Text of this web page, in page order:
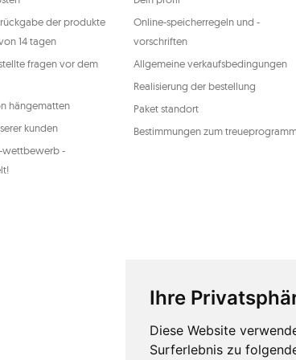
Ihre
Diese Website
Surferlebnis zu
genannten Rechte auszuüben, wenden Sie sich bitte per
Adresse an die Kundendienstabteilung von Mouton
Weitere Informationen finden Sie unter:www.mouton.pl/
der produkte
14 tagen
fragen vor dem
hängematten
kunden
wettbewerb -
Online-speicherregeln und -
vorschriften
Allgemeine verkaufsbedingungen
Realisierung der bestellung
Paket standort
Bestimmungen zum